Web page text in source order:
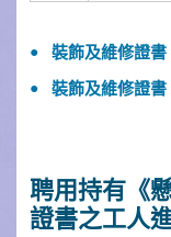
裝飾及維修證
裝飾及維修證書
聘用持有《
證書之工人